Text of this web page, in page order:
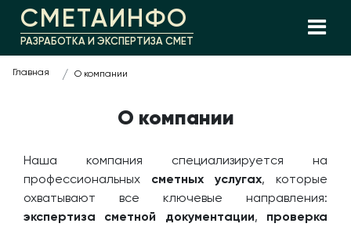
СМЕТАИНФО
РАЗРАБОТКА И ЭКСПЕРТИЗА СМЕТ
Главная О компании
О компании
Наша компания специализируется на
профессиональных сметных услугах, которые
охватывают все ключевые направления:
экспертиза сметной документации, проверка